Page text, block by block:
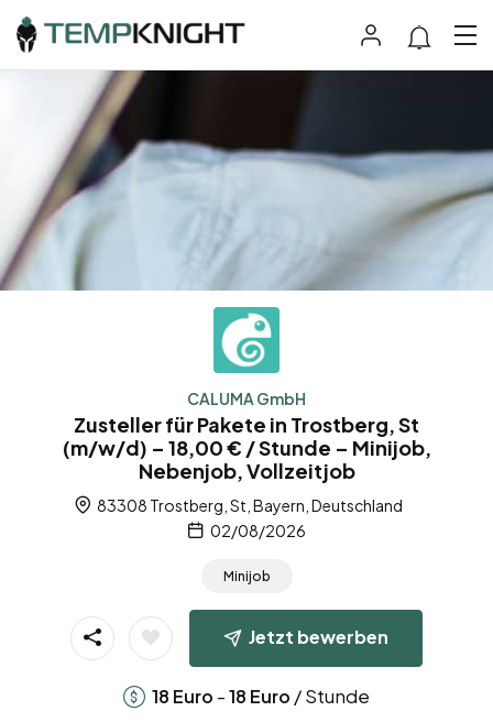
CALUMA GmbH
Zusteller für Pakete in Trostberg, St
(m/w/d) – 18,00 € / Stunde – Minijob,
Nebenjob, Vollzeitjob
83308 Trostberg, St, Bayern, Deutschland
02/08/2026
Minijob
Jetzt bewerben
18 Euro -18 Euro / Stunde